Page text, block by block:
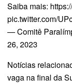
Saiba mais:
pic.twitter.com/
— Comitê
26, 2023
Notícias
vaga na final da